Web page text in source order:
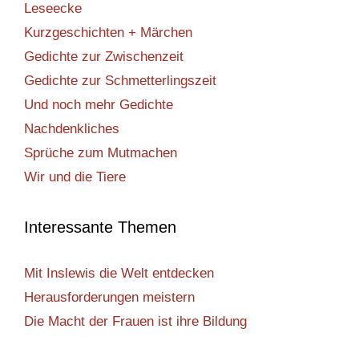
Leseecke
Kurzgeschichten + Märchen
Gedichte zur Zwischenzeit
Gedichte zur Schmetterlingszeit
Und noch mehr Gedichte
Nachdenkliches
Sprüche zum Mutmachen
Wir und die Tiere
Interessante Themen
Mit Inslewis die Welt entdecken
Herausforderungen meistern
Die Macht der Frauen ist ihre Bildung